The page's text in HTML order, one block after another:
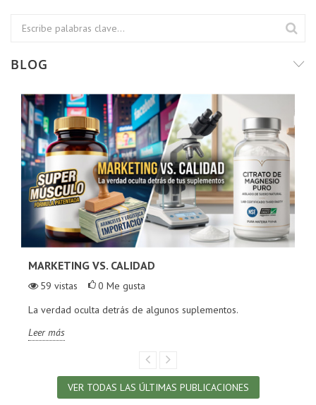
BLOG
MARKETING VS. CALIDAD
59 vistas 0 Me gusta
La verdad oculta detrás de algunos suplementos.
Leer más
VER TODAS LAS ÚLTIMAS PUBLICACIONES